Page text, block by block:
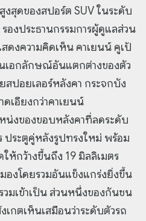
สุดของสปอร์ต SUV ในระดับ
องประธานกรรมการผู้ดูแลส่วน
ดงความคิดเห็น คาเยนน์ คูเป้
เอกลักษณ์อันแตกต่างของตัว
ปอยเลอร์หลังคา กระจกบัง
เอียงกว่าคาเยนน์
น่งของขอบหลังคาที่ลดระดับ
ประตูคู่หลังรูปทรงใหม่ พร้อม
ห้กว้างขึ้นถึง 19 มิลลิเมตร
องโดยรวมอันแข็งแกร่งยิ่งขึ้น
มเข้าเป็น ส่วนหนึ่งของกันชน
เกตเห็นเสมือนว่าระดับตัวรถ